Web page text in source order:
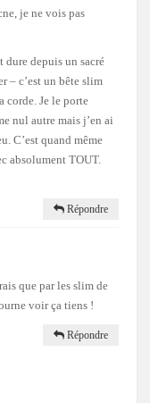
je ne vois pas
depuis un sacré
– c’est un bête slim
corde. Je le porte
nul autre mais j’en ai
C’est quand même
absolument TOUT.
Répondre
que par les slim de
voir ça tiens !
Répondre